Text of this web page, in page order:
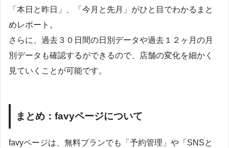
「本日と昨日」、「今月と先月」がひと目でわかるまと
めレポート。
さらに、過去３０日間の日別データや過去１２ヶ月の月
別データも確認するができるので、店舗の変化を細かく
見ていくことが可能です。
まとめ：favyページについて
favyページは、無料プランでも「予約管理」や「SNSと